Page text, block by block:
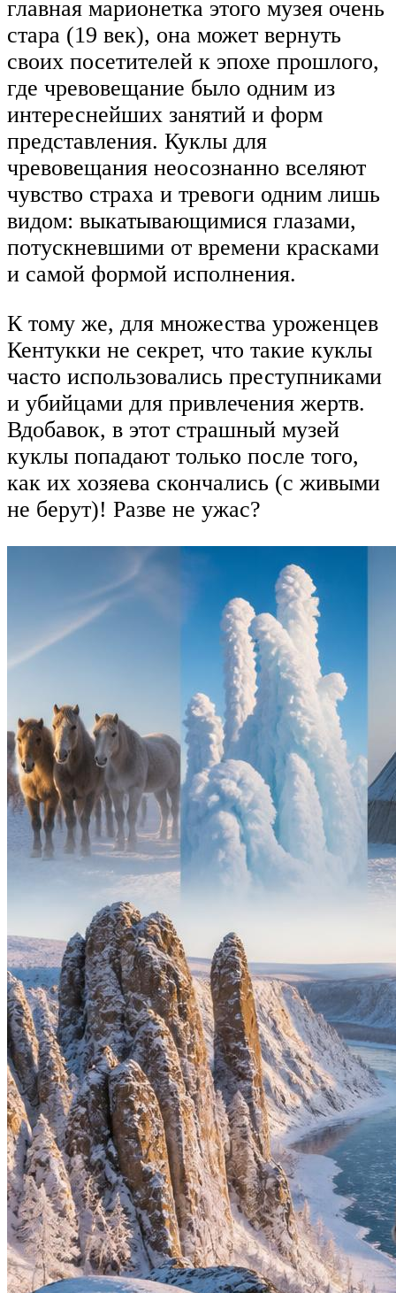
главная марионетка этого музея очень
стара (19 век), она может вернуть
своих посетителей к эпохе прошлого,
где чревовещание было одним из
интереснейших занятий и форм
представления. Куклы для
чревовещания неосознанно вселяют
чувство страха и тревоги одним лишь
видом: выкатывающимися глазами,
потускневшими от времени красками
и самой формой исполнения.
К тому же, для множества уроженцев
Кентукки не секрет, что такие куклы
часто использовались преступниками
и убийцами для привлечения жертв.
Вдобавок, в этот страшный музей
куклы попадают только после того,
как их хозяева скончались (с живыми
не берут)! Разве не ужас?